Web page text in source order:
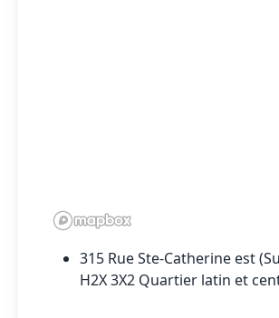
315 Rue Ste-Catherine est
H2X 3X2 Quartier latin et